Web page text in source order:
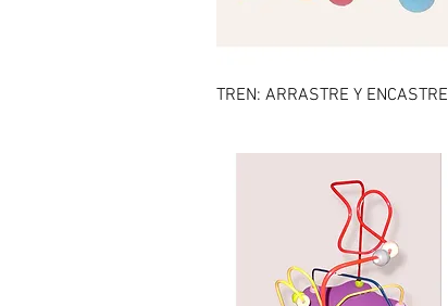
Vista rápida
TREN: ARRASTRE Y ENCASTRE